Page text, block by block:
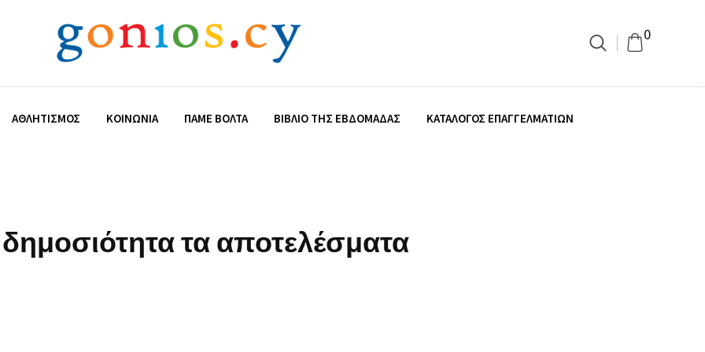
0
ΑΘΛΗΤΙΣΜΌΣ ΚΟΙΝΩΝΊΑ ΠΆΜΕ ΒΌΛΤΑ ΒΙΒΛΊΟ ΤΗΣ ΕΒΔΟΜΆΔΑΣ ΚΑΤΆΛΟΓΟΣ ΕΠΑΓΓΕΛΜΑΤΙΏΝ
τα αποτελέσματα